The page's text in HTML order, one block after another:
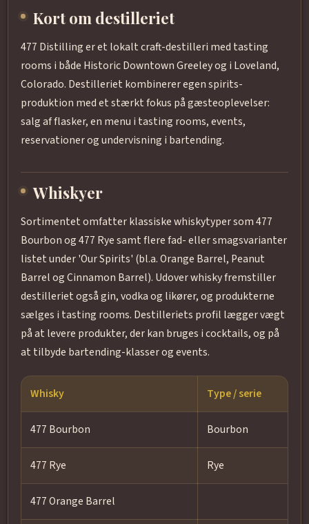
Kort om destilleriet
477 Distilling er et lokalt craft-destilleri med tasting
rooms i både Historic Downtown Greeley og i Loveland,
Colorado. Destilleriet kombinerer egen spirits-
produktion med et stærkt fokus på gæsteoplevelser:
salg af flasker, en menu i tasting rooms, events,
reservationer og undervisning i bartending.
Whiskyer
Sortimentet omfatter klassiske whiskytyper som 477
Bourbon og 477 Rye samt flere fad- eller smagsvarianter
listet under 'Our Spirits' (bl.a. Orange Barrel, Peanut
Barrel og Cinnamon Barrel). Udover whisky fremstiller
destilleriet også gin, vodka og likører, og produkterne
sælges i tasting rooms. Destilleriets profil lægger vægt
på at levere produkter, der kan bruges i cocktails, og på
at tilbyde bartending-klasser og events.
Whisky Type / serie
477 Bourbon Bourbon
477 Rye Rye
477 Orange Barrel